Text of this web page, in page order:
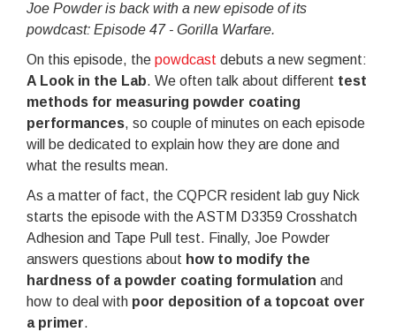
Joe Powder is back with a new episode of its
powdcast: Episode 47 - Gorilla Warfare.
On this episode, the powdcast debuts a new segment:
A Look in the Lab. We often talk about different test
methods for measuring powder coating
performances, so couple of minutes on each episode
will be dedicated to explain how they are done and
what the results mean.
As a matter of fact, the CQPCR resident lab guy Nick
starts the episode with the ASTM D3359 Crosshatch
Adhesion and Tape Pull test. Finally, Joe Powder
answers questions about how to modify the
hardness of a powder coating formulation and
how to deal with poor deposition of a topcoat over
a primer.